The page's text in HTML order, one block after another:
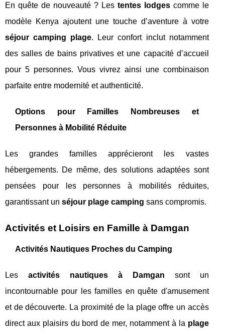
En quête de nouveauté ? Les tentes lodgescomme le
modèle Kenya ajoutent une touche d’aventure à votre
séjour camping plage. Leur confort inclut notamment
des salles de bains privatives et une capacité d’accueil
pour 5 personnes. Vous vivrez ainsi une combinaison
parfaite entre modernité et authenticité.
Options pour Familles Nombreuses et
Personnes à Mobilité Réduite
Les grandes familles apprécieront les vastes
hébergements. De même, des solutions adaptées sont
pensées pour les personnes à mobilités réduites,
garantissant un séjour plage camping sans compromis.
Activités et Loisirs en Famille à Damgan
Activités Nautiques Proches du Camping
Les activités nautiques à Damgan sont un
incontournable pour les familles en quête d'amusement
et de découverte. La proximité de la plage offre un accès
direct aux plaisirs du bord de mer, notamment à la plage